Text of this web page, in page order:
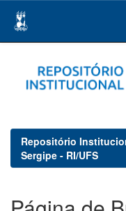
navigation
Repositório
Sergipe - RI/UFS